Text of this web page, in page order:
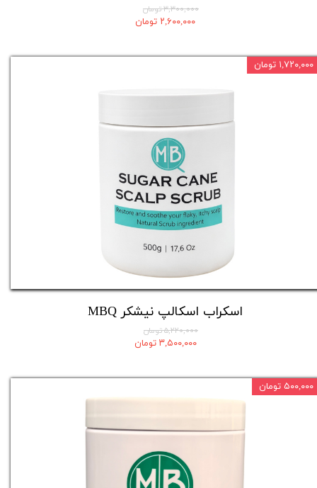
۳,۳۰۰,۰۰۰ تومان
۲,۶۰۰,۰۰۰ تومان
اسکراب اسکالپ نیشکر MBQ
۵,۲۲۰,۰۰۰ تومان
۳,۵۰۰,۰۰۰ تومان
۱,۷۲۰,۰۰۰ تومان
۵۰۰,۰۰۰ تومان